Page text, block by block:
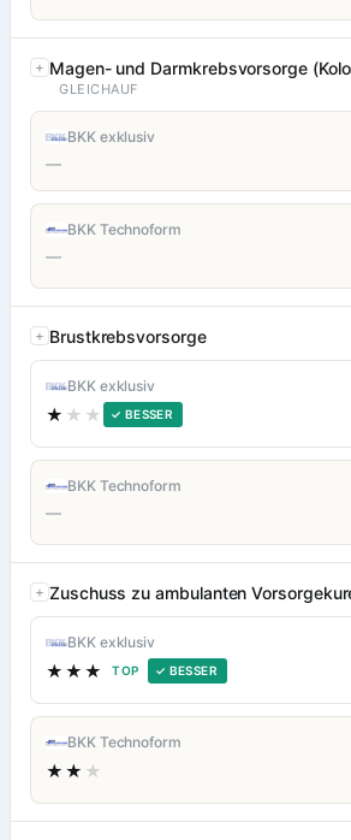
Magen- und Darmkrebsvorsorge
GLEICHAUF
BKK exklusiv
—
BKK Technoform
—
Brustkrebsvorsorge
BKK exklusiv
★ ★★ ✓ BESSER
BKK Technoform
—
Zuschuss zu ambulanten
BKK exklusiv
★★★ TOP ✓ BESSER
BKK Technoform
★★ ★